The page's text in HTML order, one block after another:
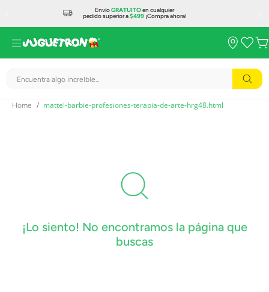
EnvíoGRATUITOen cualquier
pedido superior a$499¡Compra ahora!
Encuentra algo increíble...
mattel-barbie-profesiones-terapia-de-arte-hrg48.html
¡Lo siento! No encontramos la página que
buscas